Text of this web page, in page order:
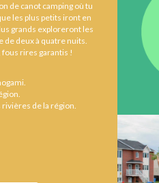
de canot camping où tu
les plus petits iront en
grands exploreront les
de deux à quatre nuits.
fous rires garantis !
rivières de la région.